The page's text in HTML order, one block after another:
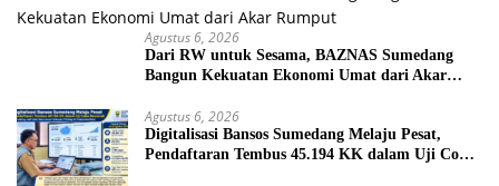
Agustus 6, 2026
Dari RW untuk Sesama, BAZNAS Sumedang
Bangun Kekuatan Ekonomi Umat dari Akar
Agustus 6, 2026
Digitalisasi Bansos Sumedang Melaju Pesat,
Pendaftaran Tembus 45.194 KK dalam Uji Coba